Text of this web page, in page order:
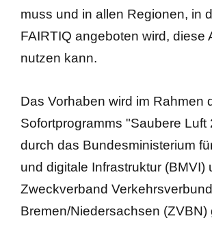
muss und in allen Regionen, in
FAIRTIQ angeboten wird, diese
nutzen kann.
Das Vorhaben wird im Rahmen
Sofortprogramms "Saubere Luft
durch das Bundesministerium
und digitale Infrastruktur (BMVI)
Zweckverband Verkehrsverbund
Bremen/Niedersachsen (ZVBN)